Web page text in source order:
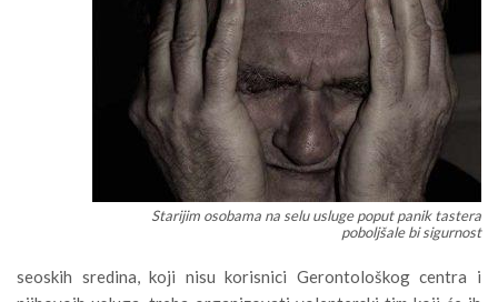
Starijim osobama na selu usluge poput panik tastera
poboljšale bi sigurnost
seoskih sredina, koji nisu korisnici Gerontološkog centra i